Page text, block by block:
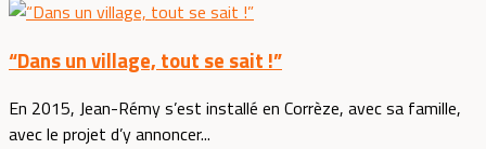
“Dans un village, tout se sait !”
En 2015, Jean-Rémy s’est installé en Corrèze, avec sa famille,
avec le projet d’y annoncer...